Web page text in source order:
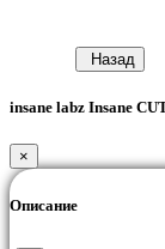
Назад
insane labz Insane
×
Описание